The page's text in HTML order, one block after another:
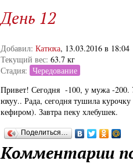
День 12
Добавил: Катюха, 13.03.2016 в 18:04
Текущий вес: 63.7 кг
Стадия: Чередование
Привет! Сегодня -100, у мужа -200.
юхуу.. Рада, сегодня тушила
кефиром). Завтра пеку хлебушек.
Поделиться…
Комментарии